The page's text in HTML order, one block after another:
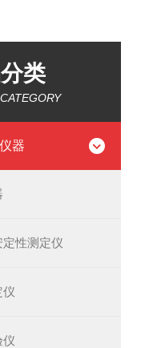
类
器
性测定仪
仪
仪